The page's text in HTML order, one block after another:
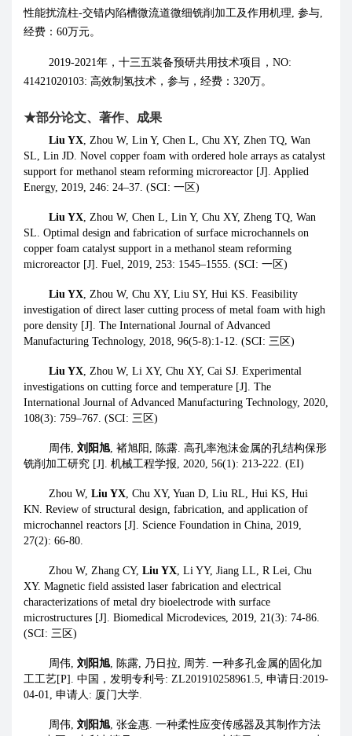
性能扰流柱-交错内陷槽微流道微细铣削加工及作用机理, 参与,
经费： 60万元。
2019-2021年 ， 十三五装备预研共用技术项目， NO:
41421020103: 高效制氢技术，参与 ，经费： 320万。
★部分论文、著作、成果
Liu YX, Zhou W, Lin Y, Chen L, Chu XY, Zhen TQ, Wan
SL, Lin JD. Novel copper foam with ordered hole arrays as catalyst
support for methanol steam reforming microreactor [J]. Applied
Energy, 2019, 246: 24–37. (SCI: 一区)
Liu YX, Zhou W, Chen L, Lin Y, Chu XY, Zheng TQ, Wan
SL. Optimal design and fabrication of surface microchannels on
copper foam catalyst support in a methanol steam reforming
microreactor [J]. Fuel, 2019, 253: 1545–1555. (SCI: 一区)
Liu YX, Zhou W, Chu XY, Liu SY, Hui KS. Feasibility
investigation of direct laser cutting process of metal foam with high
pore density [J]. The International Journal of Advanced
Manufacturing Technology, 2018, 96(5-8):1-12. (SCI: 三区)
Liu YX, Zhou W, Li XY, Chu XY, Cai SJ. Experimental
investigations on cutting force and temperature [J]. The
International Journal of Advanced Manufacturing Technology, 2020,
108(3): 759–767. (SCI: 三区)
周伟, 刘阳旭, 褚旭阳 , 陈露. 高孔率泡沫金属的孔结构保形
铣削加工研究 [J]. 机械工程学报, 2020, 56(1): 213-222. (EI)
Zhou W, Liu YX, Chu XY, Yuan D, Liu RL, Hui KS, Hui
KN. Review of structural design, fabrication, and application of
microchannel reactors [J]. Science Foundation in China, 2019,
27(2): 66-80.
Zhou W, Zhang CY, Liu YX, Li YY, Jiang LL, R Lei, Chu
XY. Magnetic field assisted laser fabrication and electrical
characterizations of metal dry bioelectrode with surface
microstructures [J]. Biomedical Microdevices, 2019, 21(3): 74-86.
(SCI: 三区)
周伟, 刘阳旭, 陈露, 乃日拉, 周芳. 一种多孔金属的固化加
工工艺[P]. 中国，发明专利号: ZL201910258961.5, 申请日 :2019-
04-01, 申请人 : 厦门大学.
周伟, 刘阳旭, 张金惠. 一种柔性应变传感器及其制作方法